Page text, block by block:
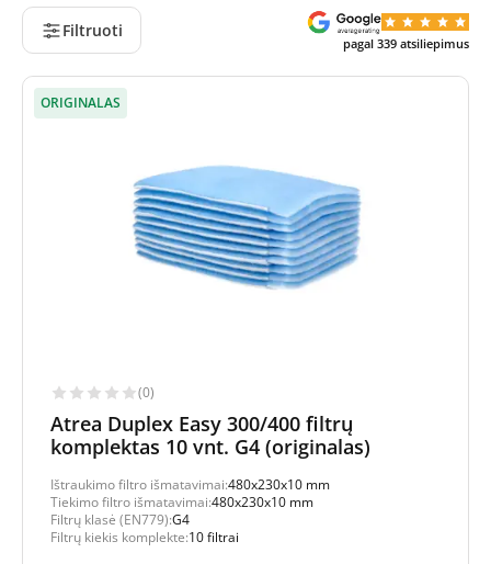
Filtruoti
pagal 339 atsiliepimus
ORIGINALAS
(0)
Atrea Duplex Easy 300/400 filtrų
komplektas 10 vnt. G4 (originalas)
Ištraukimo filtro išmatavimai:480x230x10 mm
Tiekimo filtro išmatavimai:480x230x10 mm
Filtrų klasė (EN779):G4
Filtrų kiekis komplekte:10 filtrai